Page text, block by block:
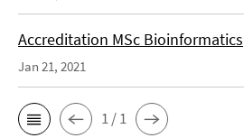
Accreditation MSc Bioinformatics
Jan 21, 2021
1 / 1